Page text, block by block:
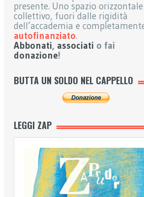
presente. Uno spazio
collettivo, fuori dalle rigidità
dell’accademia e
autofinanziato.
Abbonati, associati o fai
donazione!
BUTTA UN SOLDO NEL CAPPELLO
LEGGI ZAP